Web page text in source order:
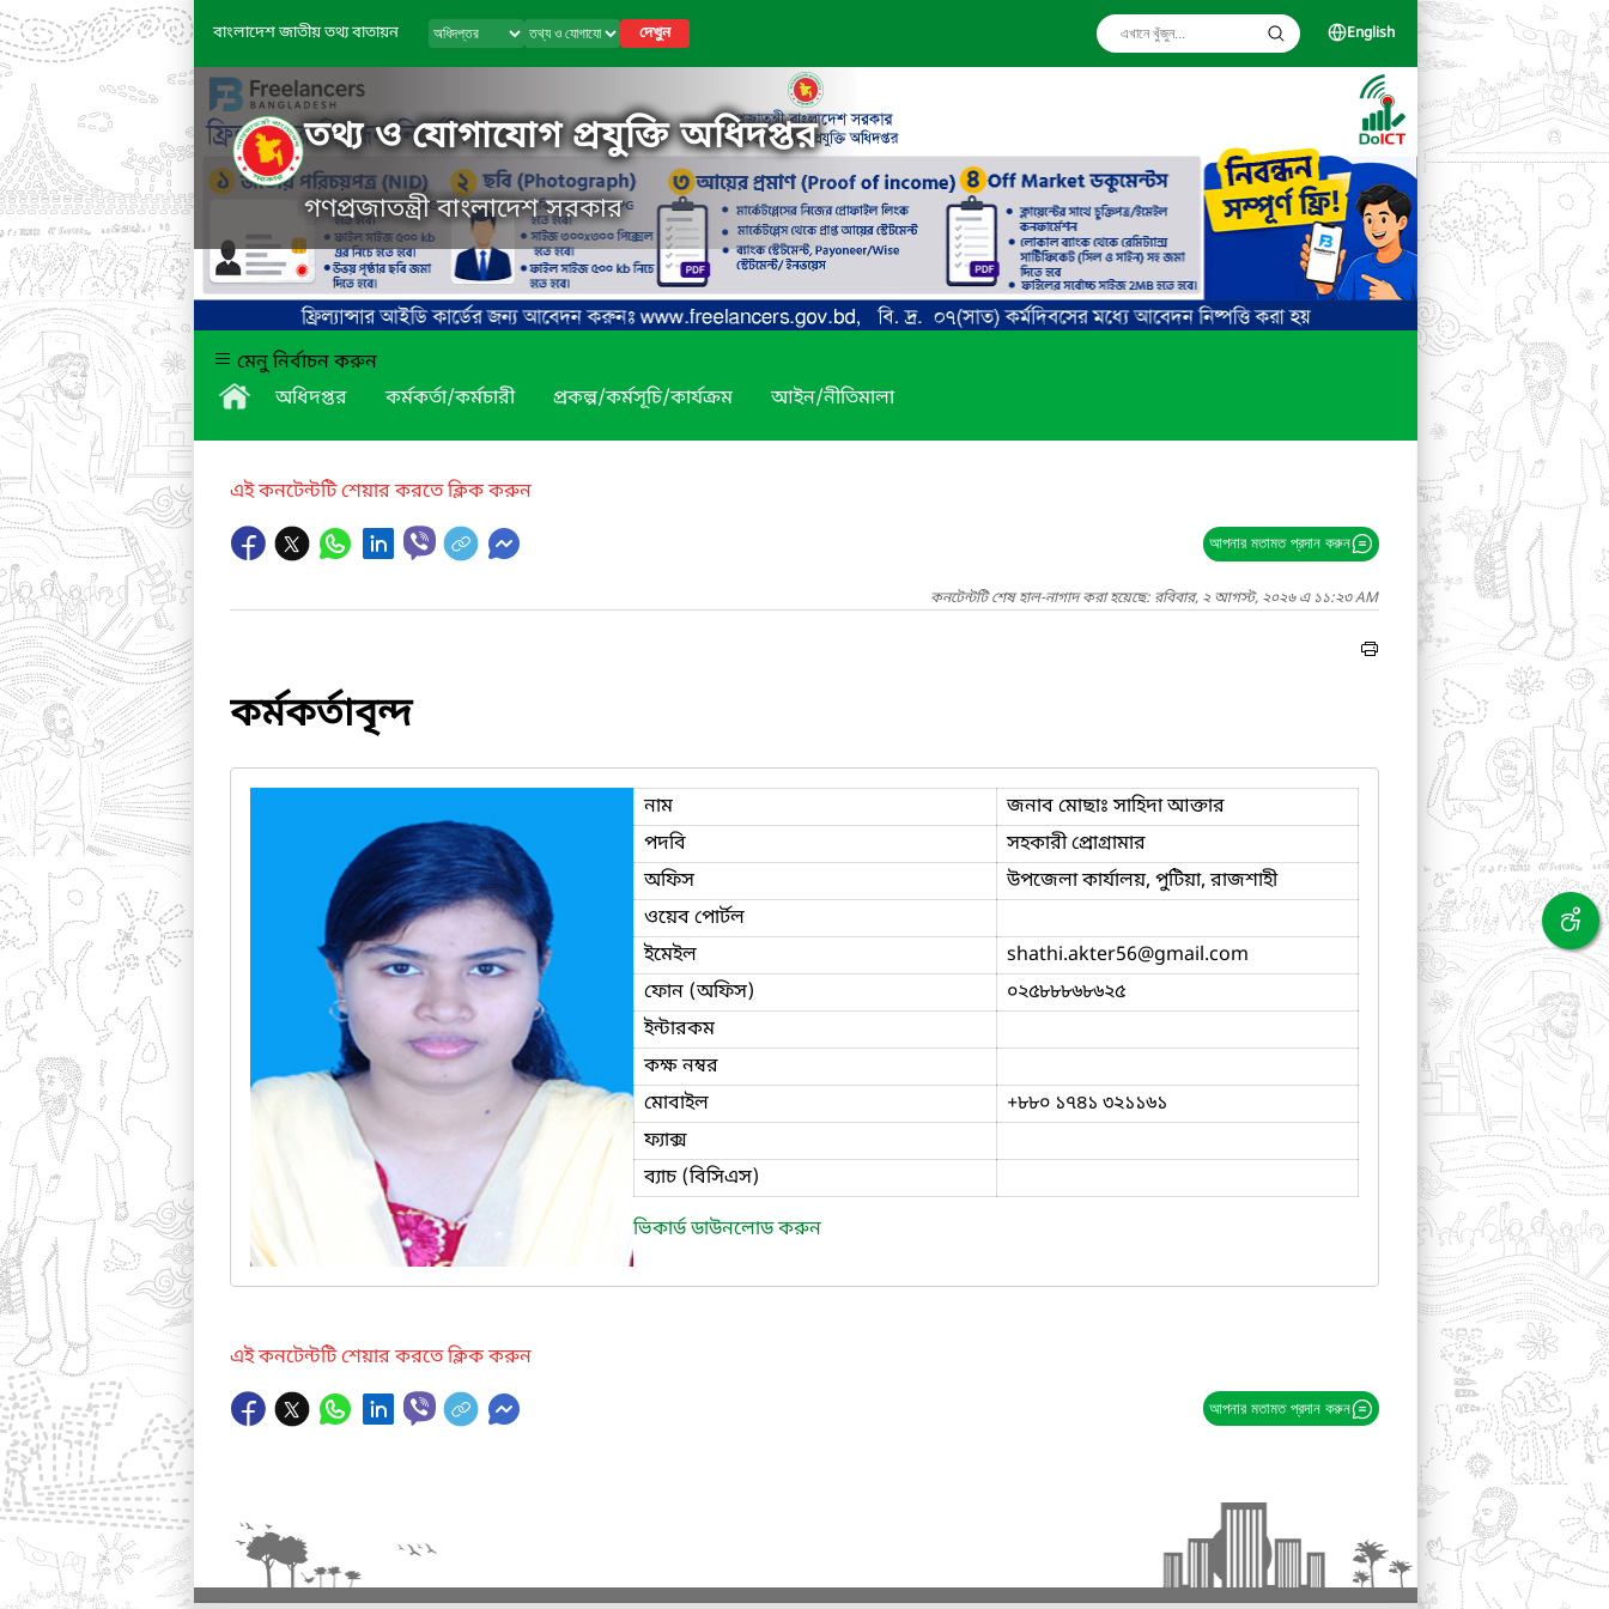
বাংলাদেশ জাতীয় তথ্য বাতায়ন দেখুন English
তথ্য ও যোগাযোগ প্রযুক্তি অধিদপ্তর
গণপ্রজাতন্ত্রী বাংলাদেশ সরকার
মেনু নির্বাচন করুন
অধিদপ্তর
কর্মকর্তা/কর্মচারী প্রকল্প/কর্মসূচি/কার্যক্রম আইন/নীতিমালা
এই কনটেন্টটি শেয়ার করতে ক্লিক করুন
আপনার মতামত প্রদান করুন
কনটেন্টটি শেষ হাল-নাগাদ করা হয়েছে: রবিবার, ২ আগস্ট, ২০২৬ এ ১১:২৩ AM
কর্মকর্তাবৃন্দ
নাম
জনাব মোছাঃ সাহিদা আক্তার
পদবি
সহকারী প্রোগ্রামার
অফিস
উপজেলা কার্যালয়, পুটিয়া, রাজশাহী
ওয়েব পোর্টল
ইমেইল
shathi.akter56@gmail.com
ফোন (অফিস)
০২৫৮৮৮৬৮৬২৫
ইন্টারকম
কক্ষ নম্বর
মোবাইল
+৮৮০ ১৭৪১ ৩২১১৬১
ফ্যাক্স
ব্যাচ (বিসিএস)
ভিকার্ড ডাউনলোড করুন
এই কনটেন্টটি শেয়ার করতে ক্লিক করুন
আপনার মতামত প্রদান করুন